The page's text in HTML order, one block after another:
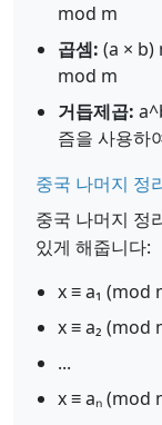
mod m
곱셈: (a × b)
mod m
거듭제곱:
즘을 사용하
중국 나머지 정
중국 나머지 정
있게 해줍니다:
x ≡ a₁ (mod
x ≡ a₂ (mod
...
x ≡ aₙ (mod